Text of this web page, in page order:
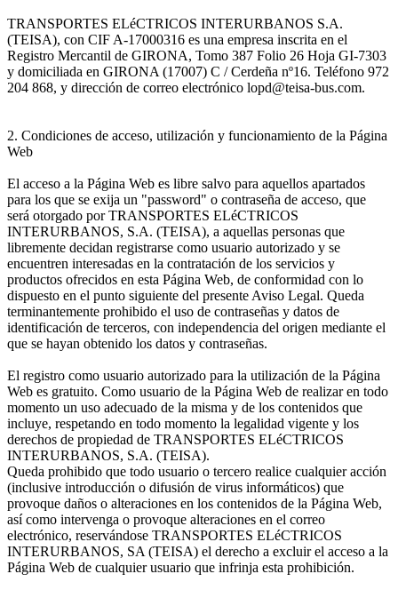
TRANSPORTES ELéCTRICOS INTERURBANOS S.A.
(TEISA), con CIF A-17000316 es una empresa inscrita en el
Registro Mercantil de GIRONA, Tomo 387 Folio 26 Hoja GI-7303
y domiciliada en GIRONA (17007) C / Cerdeña nº16. Teléfono 972
204 868, y dirección de correo electrónico lopd@teisa-bus.com.
2. Condiciones de acceso, utilización y funcionamiento de la Página
Web
El acceso a la Página Web es libre salvo para aquellos apartados
para los que se exija un "password" o contraseña de acceso, que
será otorgado por TRANSPORTES ELéCTRICOS
INTERURBANOS, S.A. (TEISA), a aquellas personas que
libremente decidan registrarse como usuario autorizado y se
encuentren interesadas en la contratación de los servicios y
productos ofrecidos en esta Página Web, de conformidad con lo
dispuesto en el punto siguiente del presente Aviso Legal. Queda
terminantemente prohibido el uso de contraseñas y datos de
identificación de terceros, con independencia del origen mediante el
que se hayan obtenido los datos y contraseñas.
El registro como usuario autorizado para la utilización de la Página
Web es gratuito. Como usuario de la Página Web de realizar en todo
momento un uso adecuado de la misma y de los contenidos que
incluye, respetando en todo momento la legalidad vigente y los
derechos de propiedad de TRANSPORTES ELéCTRICOS
INTERURBANOS, S.A. (TEISA).
Queda prohibido que todo usuario o tercero realice cualquier acción
(inclusive introducción o difusión de virus informáticos) que
provoque daños o alteraciones en los contenidos de la Página Web,
así como intervenga o provoque alteraciones en el correo
electrónico, reservándose TRANSPORTES ELéCTRICOS
INTERURBANOS, SA (TEISA) el derecho a excluir el acceso a la
Página Web de cualquier usuario que infrinja esta prohibición.